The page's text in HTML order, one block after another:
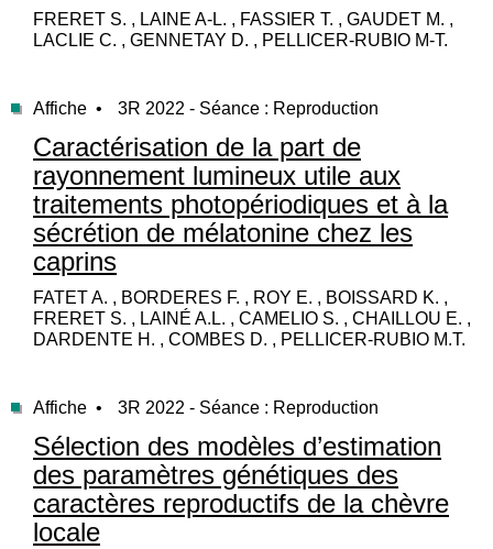
FRERET S. , LAINE A-L. , FASSIER T. , GAUDET M. ,
LACLIE C. , GENNETAY D. , PELLICER-RUBIO M-T.
Affiche • 3R 2022 - Séance : Reproduction
Caractérisation de la part de
rayonnement lumineux utile aux
traitements photopériodiques et à la
sécrétion de mélatonine chez les
caprins
FATET A. , BORDERES F. , ROY E. , BOISSARD K. ,
FRERET S. , LAINÉ A.L. , CAMELIO S. , CHAILLOU E. ,
DARDENTE H. , COMBES D. , PELLICER-RUBIO M.T.
Affiche • 3R 2022 - Séance : Reproduction
Sélection des modèles d’estimation
des paramètres génétiques des
caractères reproductifs de la chèvre
locale